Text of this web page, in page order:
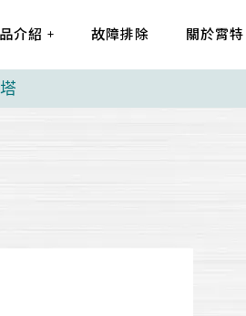
介紹 故障排除 關於霄特